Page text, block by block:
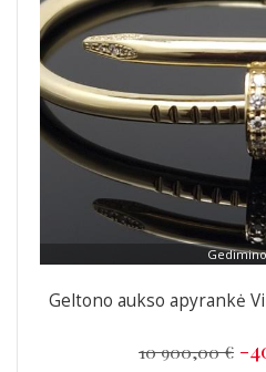
Geltono aukso apyrankė
10 900,00 € -